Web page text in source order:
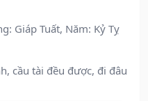
Giáp Tuất, Năm: Kỷ Tỵ
cầu tài đều được, đi đâu